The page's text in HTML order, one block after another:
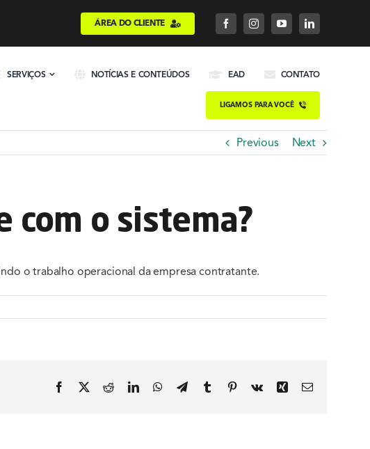
ÁREA DO CLIENTE
SERVIÇOS NOTÍCIAS E CONTEÚDOS EAD CONTATO
LIGAMOS PARA VOCÊ
Previous Next
o sistema?
o trabalho operacional da empresa contratante.
Facebook
X RedditLinkedInWhatsApp
TelegramTumblrPinterestVk Xing Email